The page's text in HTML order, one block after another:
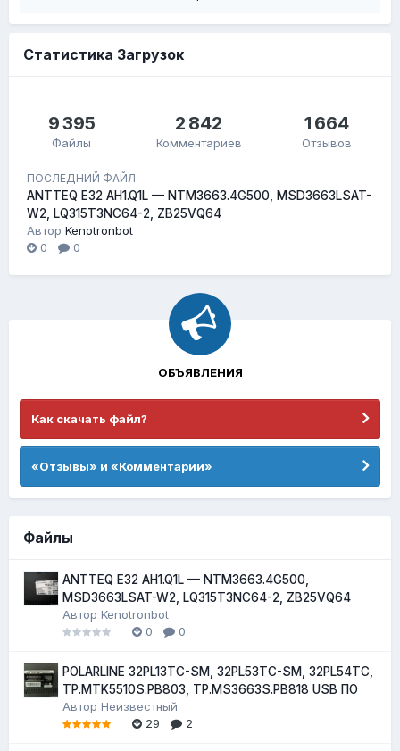
Статистика Загрузок
9 395
Файлы
2 842
Комментариев
1 664
Отзывов
ПОСЛЕДНИЙ ФАЙЛ
ANTTEQ E32 AH1.Q1L — NTM3663.4G500, MSD3663LSAT-
W2, LQ315T3NC64-2, ZB25VQ64
Автор Kenotronbot
0
0
ОБЪЯВЛЕНИЯ
Как скачать файл?
«Отзывы» и «Комментарии»
Файлы
ANTTEQ E32 AH1.Q1L — NTM3663.4G500,
MSD3663LSAT-W2, LQ315T3NC64-2, ZB25VQ64
Автор Kenotronbot
0
0
POLARLINE 32PL13TC-SM, 32PL53TC-SM, 32PL54TC,
TP.MTK5510S.PB803, TP.MS3663S.PB818 USB ПО
Автор Неизвестный
29
2